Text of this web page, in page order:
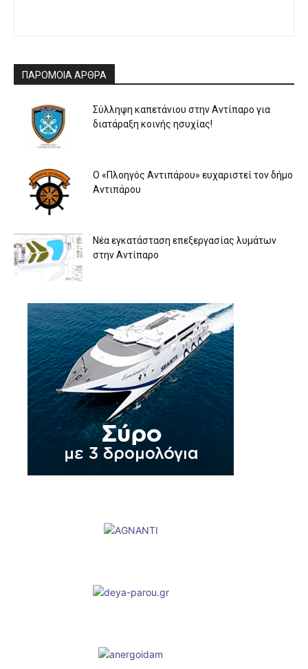
ΠΑΡΟΜΟΙΑ ΑΡΘΡΑ
Σύλληψη καπετάνιου στην Αντίπαρο για
διατάραξη κοινής ησυχίας!
Ο «Πλοηγός Αντιπάρου» ευχαριστεί τον δήμο
Αντιπάρου
Νέα εγκατάσταση επεξεργασίας λυμάτων
στην Αντίπαρο